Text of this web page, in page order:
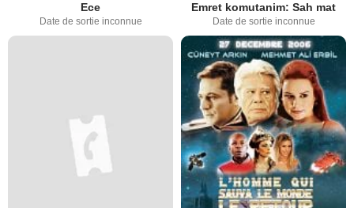
Ece
Date de sortie inconnue
Emret komutanim: Sah mat
Date de sortie inconnue